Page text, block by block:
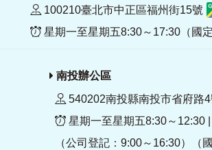
100210臺北市中正區福州街15號
星期一至星期五8:30～17:30（國定
南投辦公區
540202南投縣南投市省府路4
星期一至星期五8:30～12:30
（公司登記：9:00～16:30）（